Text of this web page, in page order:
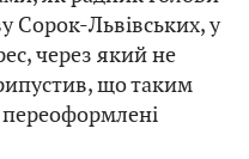
Сорок-Львівських, у
через який не
що таким